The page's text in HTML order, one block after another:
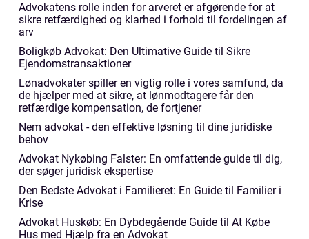
Advokatens rolle inden for arveret er afgørende for at
sikre retfærdighed og klarhed i forhold til fordelingen af
arv
Boligkøb Advokat: Den Ultimative Guide til Sikre
Ejendomstransaktioner
Lønadvokater spiller en vigtig rolle i vores samfund, da
de hjælper med at sikre, at lønmodtagere får den
retfærdige kompensation, de fortjener
Nem advokat - den effektive løsning til dine juridiske
behov
Advokat Nykøbing Falster: En omfattende guide til dig,
der søger juridisk ekspertise
Den Bedste Advokat i Familieret: En Guide til Familier i
Krise
Advokat Huskøb: En Dybdegående Guide til At Købe
Hus med Hjælp fra en Advokat